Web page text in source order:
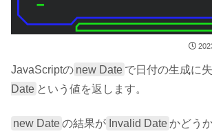
JavaScriptの new Date で日付の生成に
Date という値を返します。
new Dateの結果が Invalid Date かどう